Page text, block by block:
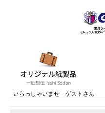
いらっしゃいませ ゲストさん